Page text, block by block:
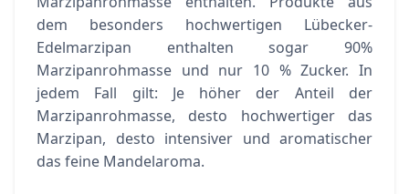
dem besonders hochwertigen Lübecker-
Edelmarzipan enthalten sogar 90%
Marzipanrohmasse und nur 10 % Zucker. In
jedem Fall gilt: Je höher der Anteil der
Marzipanrohmasse, desto hochwertiger das
Marzipan, desto intensiver und aromatischer
das feine Mandelaroma.